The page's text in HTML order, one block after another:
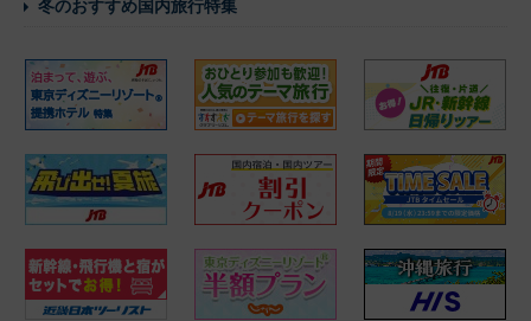
冬のおすすめ国内旅行特集